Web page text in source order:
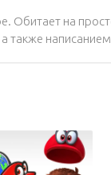
Обитает на
также